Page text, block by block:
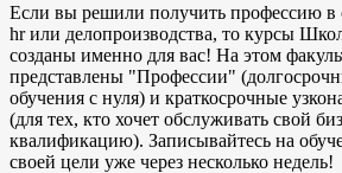
Если вы решили получить профессию в
hr или делопроизводства, то курсы
созданы именно для вас! На этом
представлены "Профессии"
обучения с нуля) и краткосрочные
(для тех, кто хочет обслуживать свой
квалификацию). Записывайтесь на
своей цели уже через несколько недель!